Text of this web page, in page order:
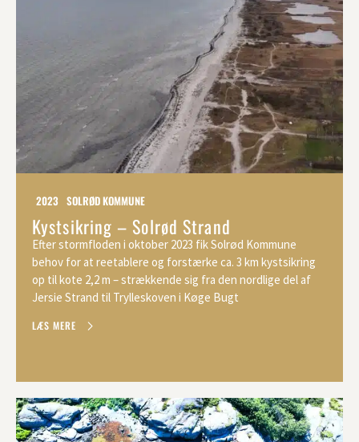
2023 SOLRØD KOMMUNE
Kystsikring – Solrød Strand
Efter stormfloden i oktober 2023 fik Solrød Kommune
behov for at reetablere og forstærke ca. 3 km kystsikring
op til kote 2,2 m – strækkende sig fra den nordlige del af
Jersie Strand til Trylleskoven i Køge Bugt
LÆS MERE